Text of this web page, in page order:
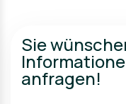
Sie
anfragen!